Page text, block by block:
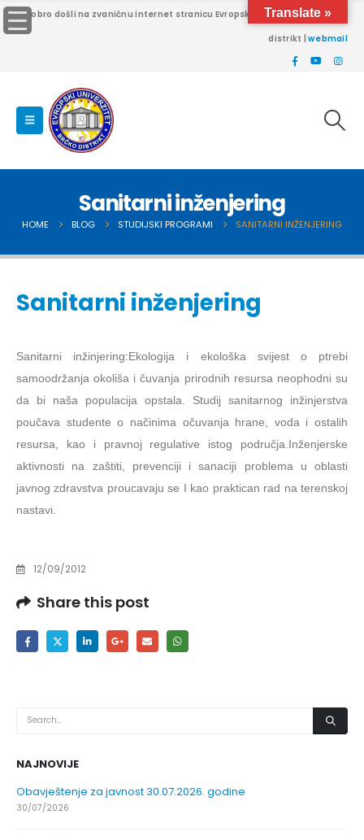
Dobro došli na zvaničnu internet stranicu Evropskog univerziteta Brčko
distrikt |webmail
Sanitarni inženjering
HOME BLOG STUDIJSKI PROGRAMI SANITARNI INŽENJERING
Sanitarni inženjering
Sanitarni inžinjering:Ekologija i ekološka svijest o ptrebi
samoodržanja okoliša i čuvanja prirodnih resursa neophodni su
da bi naša populacija opstala. Studij sanitarnog inžinjerstva
poučava studente o načinima očuvanja hrane, voda i ostalih
resursa, kao i pravnoj regulative istog područja.Inženjerske
aktivnosti na zaštiti, prevenciji i sanaciji problema u oblasti
javnog zdravstva proucavaju se I kao praktican rad na terenskoj
nastavi.
12/09/2012
Share this post
NAJNOVIJE
Obavještenje za javnost 30.07.2026. godine
30/07/2026
Translate »